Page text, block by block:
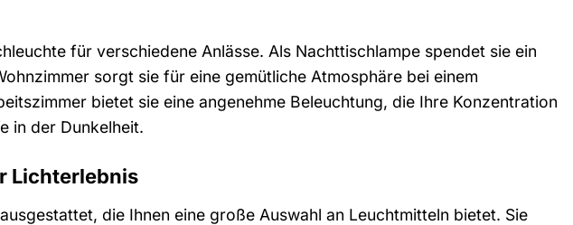
für verschiedene Anlässe. Als Nachttischlampe spendet sie ein
sorgt sie für eine gemütliche Atmosphäre bei einem
bietet sie eine angenehme Beleuchtung, die Ihre Konzentration
in der Dunkelheit.
Lichterlebnis
die Ihnen eine große Auswahl an Leuchtmitteln bietet. Sie